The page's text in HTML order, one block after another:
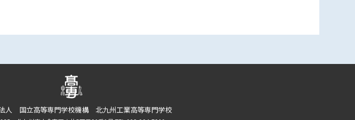
人 国立高等専門学校機構 北九州工業高等専門学校